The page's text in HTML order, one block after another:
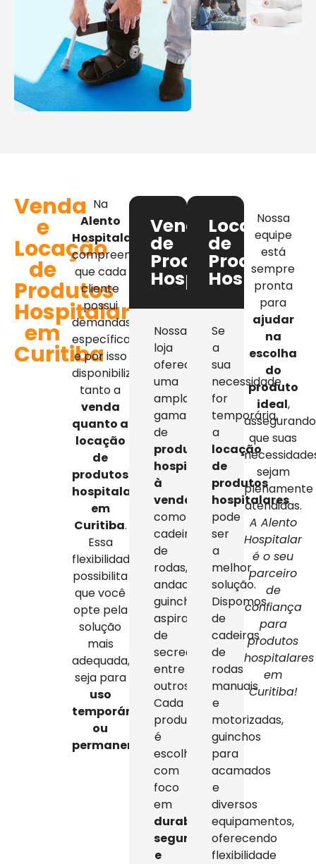
Venda
e
Locação
de
Produtos
Hospitalares
em
Curitiba
Na
Alento
Hospitalar
compreendemos
que cada
cliente
possui
demandas
específicas,
e por isso
disponibilizamos
tanto a
venda
quanto a
locação
de
produtos
hospitalares
em
Curitiba.
Essa
flexibilidade
possibilita
que você
opte pela
solução
mais
adequada,
seja para
uso
temporário
ou
permanente
Venda
de
Produtos
Hospitalares
Nossa
loja
oferece
uma
ampla
gama
de
produtos
hospitalares
à
venda
como
cadeiras
de
rodas,
andadores,
guinchos,
aspiradores
de
secreção,
entre
outros.
Cada
produto
é
escolhido
com
foco
em
durabilidade,
segurança
e
Locação
de
Produtos
Se
a
sua
necessidade
for
temporária,
a
locação
de
produtos
hospitalares
pode
ser
a
melhor
solução.
Dispomos
de
cadeiras
de
rodas
manuais
e
motorizadas,
guinchos
para
acamados
e
diversos
equipamentos,
oferecendo
flexibilidade
Nossa
equipe
está
sempre
pronta
para
ajudar
na
escolha
do
produto
ideal,
assegurando
que suas
sejam
plenamente
atendidas.
A Alento
Hospitalar
é o seu
parceiro
de
confiança
para
produtos
hospitalares
em
Curitiba!